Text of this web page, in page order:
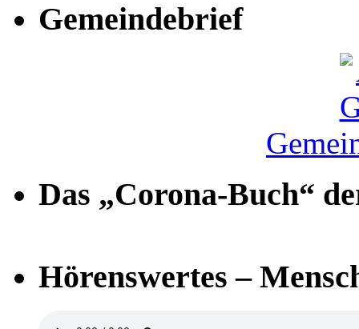
Gemeindebrief
Das „Corona-Buch“
Hörenswertes –